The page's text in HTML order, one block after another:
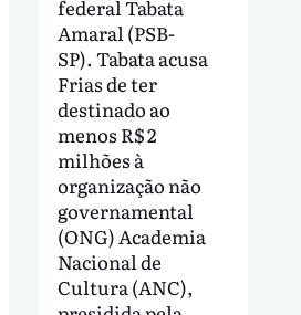
federal Tabata
Amaral (PSB-
SP). Tabata acusa
Frias de ter
destinado ao
menos R$ 2
milhões à
organização não
governamental
(ONG) Academia
Nacional de
Cultura (ANC),